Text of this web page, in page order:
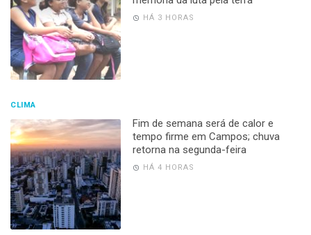
HÁ 3 HORAS
CLIMA
Fim de semana será de calor e
tempo firme em Campos; chuva
retorna na segunda-feira
HÁ 4 HORAS